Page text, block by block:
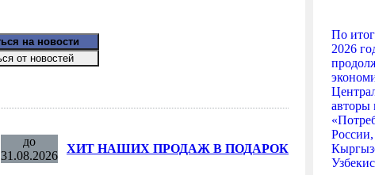
до
31.08.2026
ХИТ НАШИХ ПРОДАЖ В ПОДАРОК
По
2026
авторы
России,